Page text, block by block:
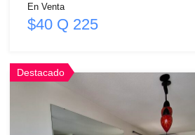
En Venta
$40 Q 225
Destacado